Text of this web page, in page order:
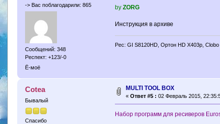
-> Вас поблагодарили: 865
Сообщений: 348
Респект: +123/-0
Ё-моё
byZORG
Инструкция в архиве
Рес: GI S8120HD, Ортон HD X403p,
Cotea
Бывалый
Спасибо
MULTI TOOL BOX
« Ответ #5 : 02 Февраль 2015,
Набор программ для ресиверов